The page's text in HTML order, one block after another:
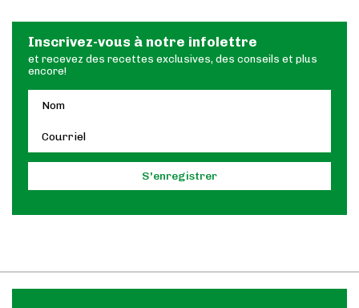
Inscrivez-vous à notre infolettre
et recevez des recettes exclusives, des conseils et plus
encore!